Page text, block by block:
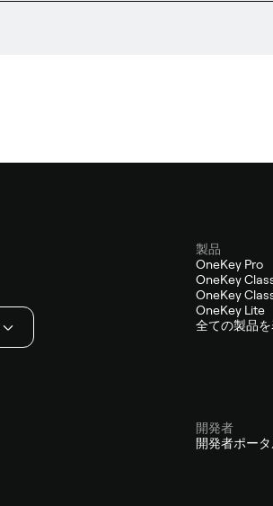
製品
OneKey Pro
OneKey
OneKey
OneKey Lite
全ての製品
開発者
開発者ポー